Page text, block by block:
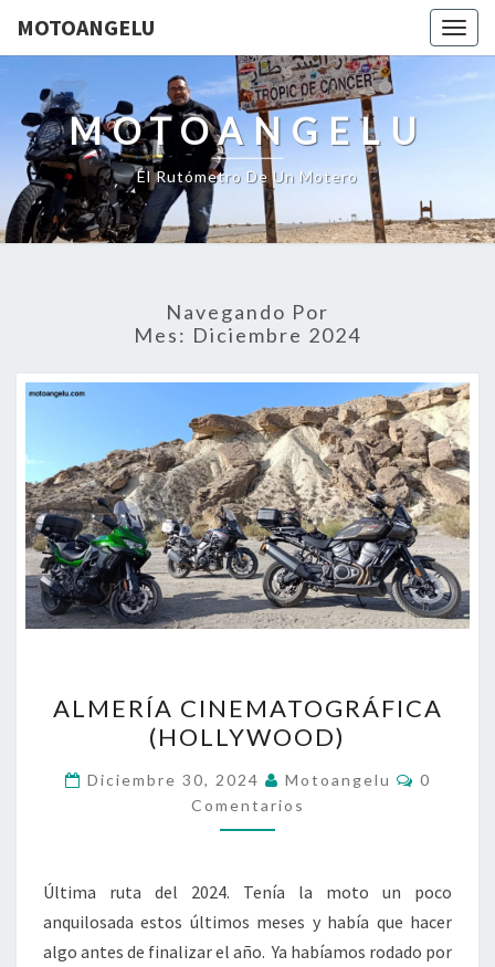
MOTOANGELU
MOTOANGELU
El Rutómetro De Un Motero
Navegando Por
Mes: Diciembre 2024
CINEMATOGRÁFICA
(HOLLYWOOD)
ALMERÍA CINEMATOGRÁFICA
(HOLLYWOOD)
Diciembre 30, 2024 Motoangelu
0
Comentarios
Última ruta del 2024. Tenía la moto un poco
anquilosada estos últimos meses y había que hacer
algo antes de finalizar el año. Ya habíamos rodado por